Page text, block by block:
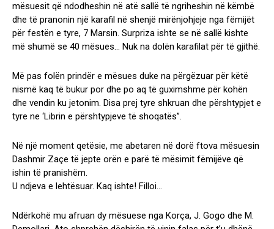
mësuesit që ndodheshin në atë sallë të ngriheshin në këmbë
dhe të pranonin një karafil në shenjë mirënjohjeje nga fëmijët
për festën e tyre, 7 Marsin. Surpriza ishte se në sallë kishte
më shumë se 40 mësues… Nuk na dolën karafilat për të gjithë.
Më pas folën prindër e mësues duke na përgëzuar për këtë
nismë kaq të bukur por dhe po aq të guximshme për kohën
dhe vendin ku jetonim. Disa prej tyre shkruan dhe përshtypjet e
tyre ne ‘Librin e përshtypjeve të shoqatës”.
Në një moment qetësie, me abetaren në dorë ftova mësuesin
Dashmir Zaçe të jepte orën e parë të mësimit fëmijëve që
ishin të pranishëm.
U ndjeva e lehtësuar. Kaq ishte! Filloi…
Ndërkohë mu afruan dy mësuese nga Korça, J. Gogo dhe M.